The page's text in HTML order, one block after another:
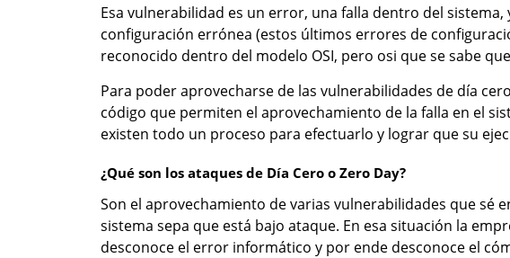
Esa vulnerabilidad es un error, una falla dentro del
configuración errónea (estos últimos errores de
reconocido dentro del modelo OSI, pero osi que se sabe
Para poder aprovecharse de las vulnerabilidades de día
código que permiten el aprovechamiento de la falla en el
existen todo un proceso para efectuarlo y lograr que su
¿Qué son los ataques de Día Cero o Zero Day?
Son el aprovechamiento de varias vulnerabilidades que sé
sistema sepa que está bajo ataque. En esa situación la
desconoce el error informático y por ende desconoce el